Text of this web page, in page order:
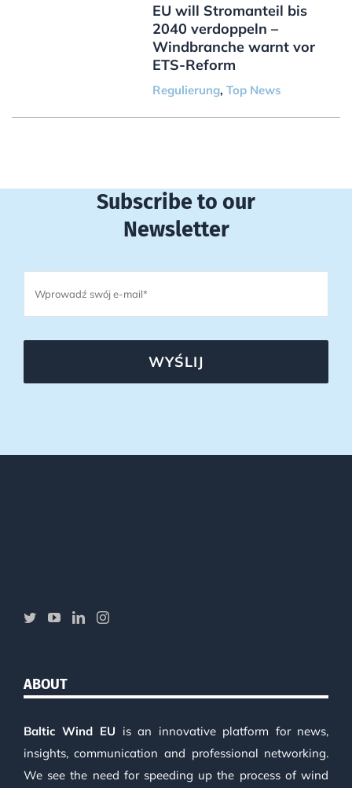
EU will Stromanteil bis
2040 verdoppeln –
Windbranche warnt vor
ETS-Reform
Regulierung, Top News
Subscribe to our
Newsletter
WYŚLIJ
ABOUT
Baltic Wind EU is an innovative platform for news,
insights, communication and professional networking.
We see the need for speeding up the process of wind